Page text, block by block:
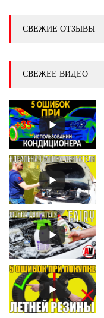
СВЕЖИЕ ОТЗЫВЫ
СВЕЖЕЕ ВИДЕО